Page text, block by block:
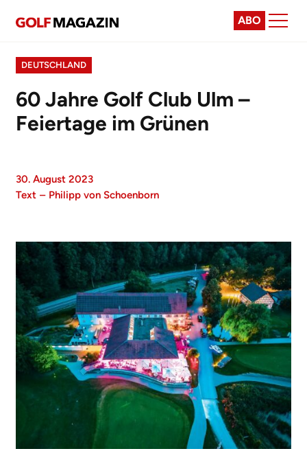
ABO
DEUTSCHLAND
60 Jahre Golf Club Ulm –
Feiertage im Grünen
30. August 2023
Text – Philipp von Schoenborn